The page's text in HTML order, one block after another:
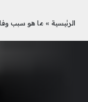
الرئيسية » ما هو سبب